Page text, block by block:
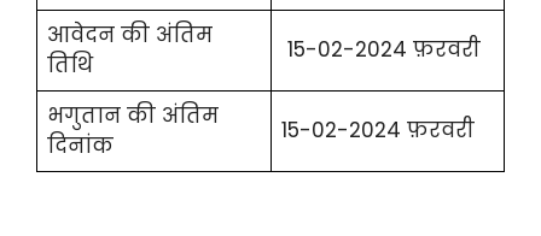
आवेदन की अंतिम
तिथि
15-02-2024 फ़रवरी
भगुतान की अंतिम
दिनांक
15-02-2024 फ़रवरी